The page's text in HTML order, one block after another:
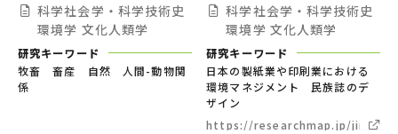
科学社会学・科学技術史
環境学 文化人類学
研究キーワード
牧畜 畜産 自然 人間-動物関
係
科学社会学・科学技術史
環境学 文化人類学
研究キーワード
日本の製紙業や印刷業における
環境マネジメント 民族誌のデ
ザイン
https://researchmap.jp/jiinkant